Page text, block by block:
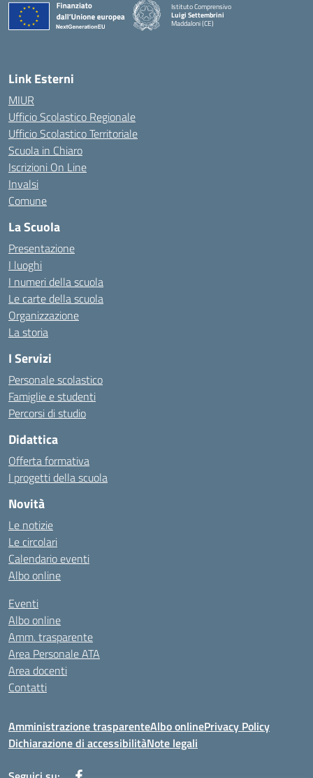
Istituto Comprensivo
Luigi Settembrini
Maddaloni (CE)
Link Esterni
MIUR
Ufficio Scolastico Regionale
Ufficio Scolastico Territoriale
Scuola in Chiaro
Iscrizioni On Line
Invalsi
Comune
La Scuola
Presentazione
I luoghi
I numeri della scuola
Le carte della scuola
Organizzazione
La storia
I Servizi
Personale scolastico
Famiglie e studenti
Percorsi di studio
Didattica
Offerta formativa
I progetti della scuola
Novità
Le notizie
Le circolari
Calendario eventi
Albo online
Eventi
Albo online
Amm. trasparente
Area Personale ATA
Area docenti
Contatti
Amministrazione trasparenteAlbo onlinePrivacy Policy
Dichiarazione di accessibilitàNote legali